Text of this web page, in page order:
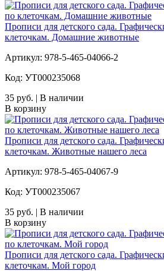
Прописи для детского сада.
клеточкам. Домашние животные
Артикул: 978-5-465-04066-2
Код: УТ000235068
35 руб. | В наличии
В корзину
Прописи для детского сада.
клеточкам. Животные нашего леса
Артикул: 978-5-465-04067-9
Код: УТ000235067
35 руб. | В наличии
В корзину
Прописи для детского сада.
клеточкам. Мой город